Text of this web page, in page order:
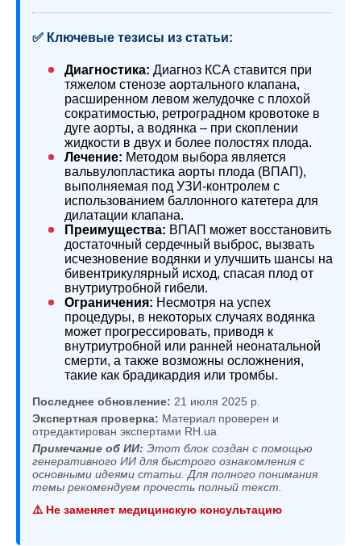
✅ Ключевые тезисы из статьи:
Диагностика: Диагноз КСА ставится при
тяжелом стенозе аортального клапана,
расширенном левом желудочке с плохой
сократимостью, ретроградном кровотоке в
дуге аорты, а водянка – при скоплении
жидкости в двух и более полостях плода.
Лечение: Методом выбора является
вальвулопластика аорты плода (ВПАП),
выполняемая под УЗИ-контролем с
использованием баллонного катетера для
дилатации клапана.
Преимущества: ВПАП может восстановить
достаточный сердечный выброс, вызвать
исчезновение водянки и улучшить шансы на
бивентрикулярный исход, спасая плод от
внутриутробной гибели.
Ограничения: Несмотря на успех
процедуры, в некоторых случаях водянка
может прогрессировать, приводя к
внутриутробной или ранней неонатальной
смерти, а также возможны осложнения,
такие как брадикардия или тромбы.
Последнее обновление: 21 июля 2025 р.
Экспертная проверка: Материал проверен и
отредактирован экспертами RH.ua
Примечание об ИИ: Этот блок создан с помощью
генеративного ИИ для быстрого ознакомления с
основными идеями статьи. Для полного понимания
темы рекомендуем прочесть полный текст.
⚠️ Не заменяет медицинскую консультацию